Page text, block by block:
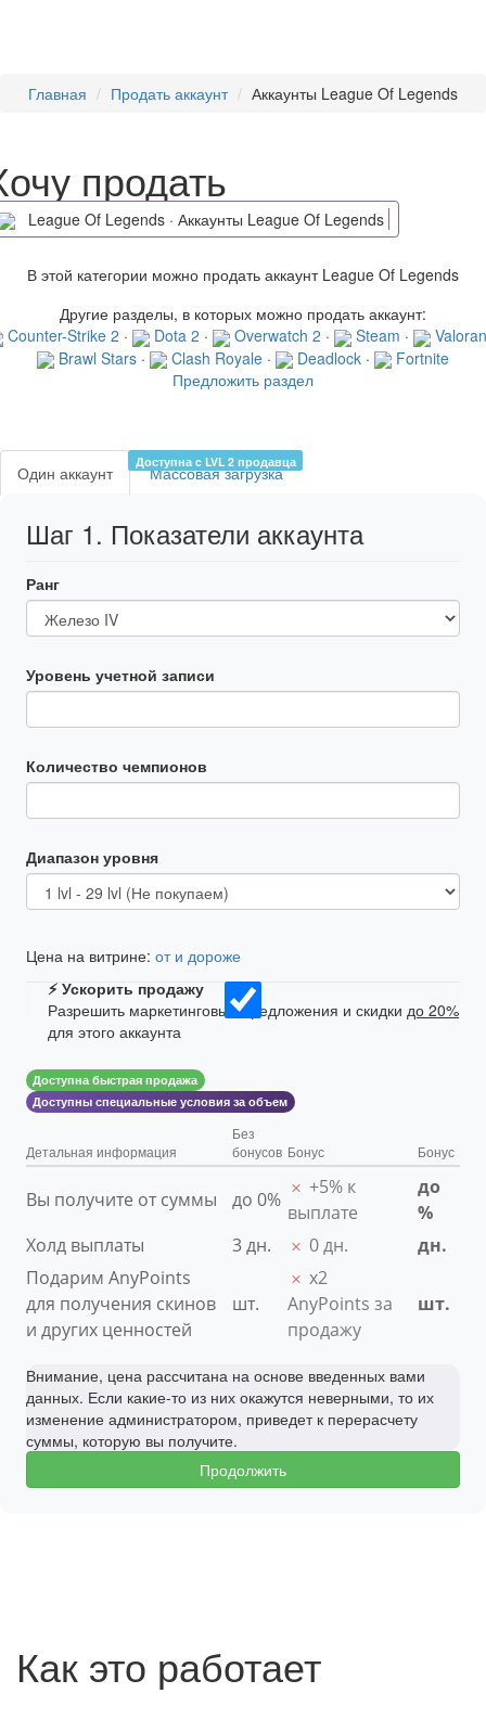
Главная Продать аккаунт Аккаунты League Of Legends
продать
League Of Legends · Аккаунты League Of Legends
В этой категории можно продать аккаунт League Of Legends
Другие разделы, в которых можно продать аккаунт:
Counter-Strike 2 · Dota 2 · Overwatch 2 · Steam ·
Brawl Stars · Clash Royale · Deadlock ·
Fortnite
Предложить раздел
Один аккаунт Массовая загрузка
Доступна c LVL 2 продавца
Шаг 1. Показатели аккаунта
Ранг
Уровень учетной записи
Количество чемпионов
Диапазон уровня
Цена на витрине: от и дороже
⚡ Ускорить продажу
Разрешить маркетинговые предложения и скидки до 20%
для этого аккаунта
Доступна быстрая продажа
Доступны специальные условия за объем
Детальная информация
Без
бонусов Бонус Бонус
Вы получите от суммы до 0%
+5% к
выплате
до
%
Холд выплаты
3дн. 0 дн.
дн.
Подарим AnyPoints
для получения скинов
и других ценностей
шт.
х2
AnyPoints за
продажу
шт.
Внимание, цена рассчитана на основе введенных вами
данных. Если какие-то из них окажутся неверными, то их
изменение администратором, приведет к перерасчету
суммы, которую вы получите.
Продолжить
Как это работает